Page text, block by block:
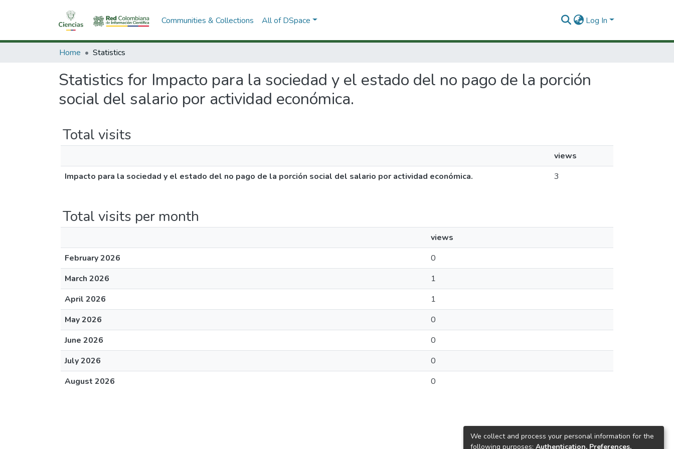
Communities & Collections All of DSpace Log In
Home Statistics
Statistics for Impacto para la sociedad y el estado del no pago de la porción
social del salario por actividad económica.
Total visits
views
Impacto para la sociedad y el estado del no pago de la porción social del salario por actividad económica.
3
Total visits per month
views
February 2026
0
March 2026
1
April 2026
1
May 2026
0
June 2026
0
July 2026
0
August 2026
0
We collect and process your personal information for the
following purposes: Authentication, Preferences,